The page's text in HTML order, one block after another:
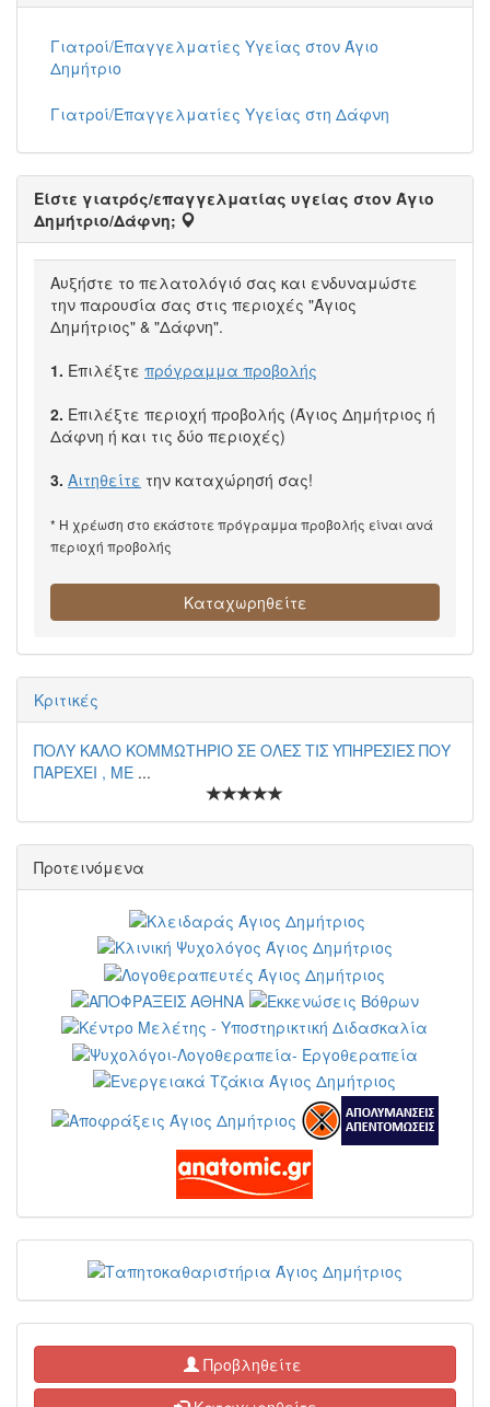
Γιατροί/Επαγγελματίες Υγείας στον Άγιο
Δημήτριο
Γιατροί/Επαγγελματίες Υγείας στη Δάφνη
Είστε γιατρός/επαγγελματίας υγείας στον Άγιο
Δημήτριο/Δάφνη;
Αυξήστε το πελατολόγιό σας και ενδυναμώστε
την παρουσία σας στις περιοχές "Άγιος
Δημήτριος" & "Δάφνη".
1. Επιλέξτε πρόγραμμα προβολής
2. Επιλέξτε περιοχή προβολής (Άγιος Δημήτριος ή
Δάφνη ή και τις δύο περιοχές)
3. Αιτηθείτε την καταχώρησή σας!
* Η χρέωση στο εκάστοτε πρόγραμμα προβολής είναι ανά
περιοχή προβολής
Καταχωρηθείτε
Κριτικές
ΠΟΛΥ ΚΑΛΟ ΚΟΜΜΩΤΗΡΙΟ ΣΕ ΟΛΕΣ ΤΙΣ ΥΠΗΡΕΣΙΕΣ ΠΟΥ
ΠΑΡΕΧΕΙ , ΜΕ ...
Προτεινόμενα
Προβληθείτε